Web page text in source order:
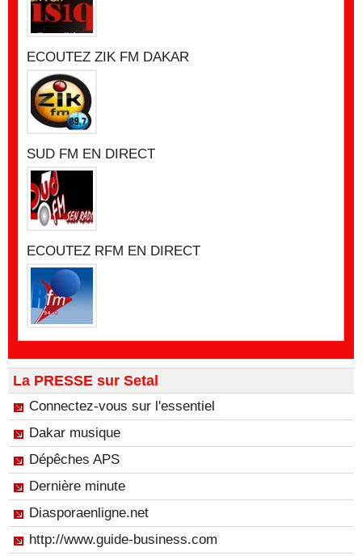
ECOUTEZ ZIK FM DAKAR
SUD FM EN DIRECT
ECOUTEZ RFM EN DIRECT
La PRESSE sur Setal
Connectez-vous sur l'essentiel
Dakar musique
Dépêches APS
Dernière minute
Diasporaenligne.net
http://www.guide-business.com